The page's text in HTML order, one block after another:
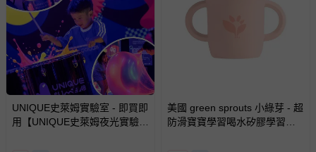
問，你可詳見：媽咪愛客服中心
預購商品：預購為海外同步代購，遇缺貨即會通知媽咪並協
助取消退款事宜。
商品如因「價格、組合」等錯誤原因，導致無法安排出貨，
會主動以簡訊及mail通知訂單取消事宜，並將提供適當補
償。
UNIQUE史萊姆實驗室 - 即買即
用【UNIQUE史萊姆夜光實驗室
美國 green sprouts 小綠芽 - 超
防滑寶寶學習喝水矽膠學習杯-